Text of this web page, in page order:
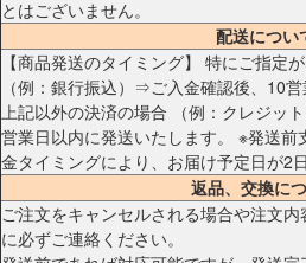
とはございません。
配送につい
【商品発送のタイミング】 特にご指定
（例：銀行振込）⇒ご入金確認後、10営
上記以外の決済の場合 （例：クレジッ
営業日以内に発送いたします。 ※発送前
金タイミングにより、お届け予定日が2
返品、交換に
ご注文をキャンセルされる場合や注文
に必ずご連絡ください。